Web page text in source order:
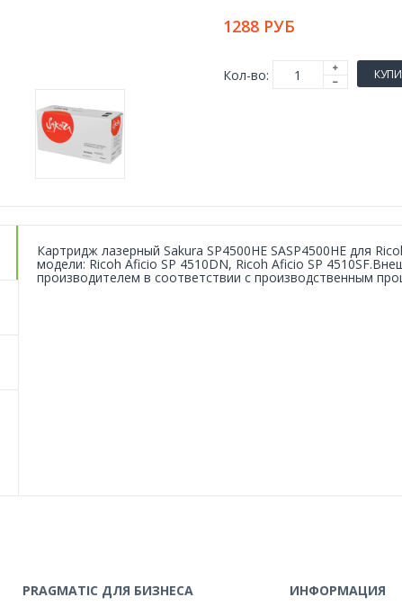
1288 РУБ
Кол-во:
Картридж лазерный Sakura SP4500HE SASP4500HE для
модели: Ricoh Aficio SP 4510DN, Ricoh Aficio SP
производителем в соответствии с производственным
PRAGMATIC ДЛЯ БИЗНЕСА ИНФОРМАЦИЯ